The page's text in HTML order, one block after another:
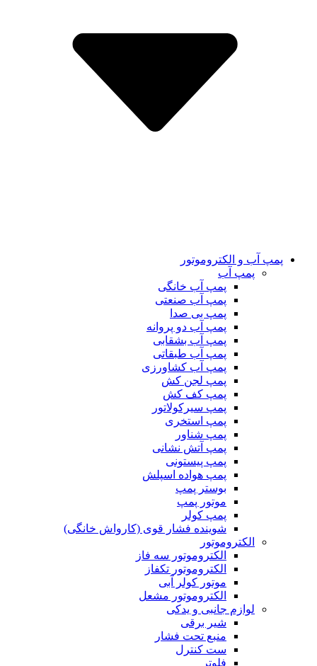
پمپ آب و الکتروموتور
پمپ آب
پمپ آب خانگی
پمپ آب صنعتی
پمپ بی صدا
پمپ آب دو پروانه
پمپ آب بشقابی
پمپ آب طبقاتی
پمپ آب کشاورزی
پمپ لجن کش
پمپ کف کش
پمپ سیرکولاتور
پمپ استخری
پمپ شناور
پمپ آتش نشانی
پمپ پیستونی
پمپ هواده اسپلش
بوستر پمپ
موتور پمپ
پمپ کولر
شوینده فشار قوی (کارواش خانگی)
الکتروموتور
الکتروموتور سه فاز
الکتروموتور تکفاز
موتور کولر آبی
الکتروموتور مشعل
لوازم جانبی و یدکی
شیر برقی
منبع تحت فشار
ست کنترل
فلوتر